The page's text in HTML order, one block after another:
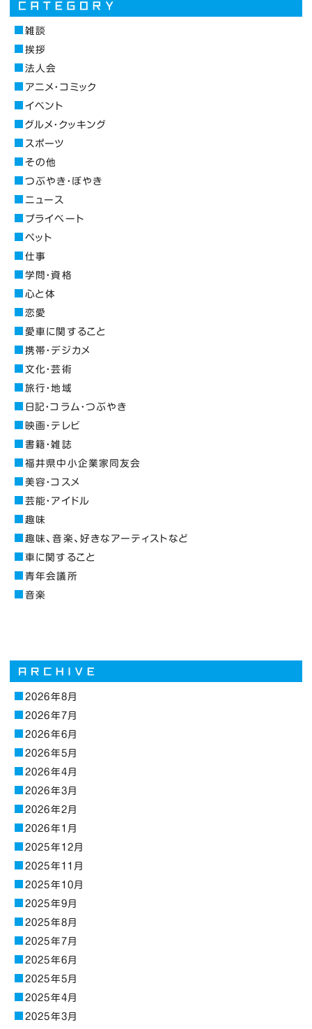
雑談
挨拶
法人会
アニメ・コミック
イベント
グルメ・クッキング
スポーツ
その他
つぶやき・ぼやき
ニュース
プライベート
ペット
仕事
学問・資格
心と体
恋愛
愛車に関すること
携帯・デジカメ
文化・芸術
旅行・地域
日記・コラム・つぶやき
映画・テレビ
書籍・雑誌
福井県中小企業家同友会
美容・コスメ
芸能・アイドル
趣味
趣味、音楽、好きなアーティストなど
車に関すること
青年会議所
音楽
2026年8月
2026年7月
2026年6月
2026年5月
2026年4月
2026年3月
2026年2月
2026年1月
2025年12月
2025年11月
2025年10月
2025年9月
2025年8月
2025年7月
2025年6月
2025年5月
2025年4月
2025年3月